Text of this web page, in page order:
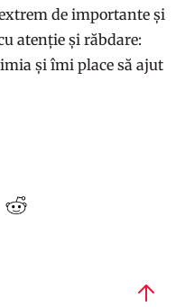
de importante și
atenție și răbdare:
și îmi place să ajut